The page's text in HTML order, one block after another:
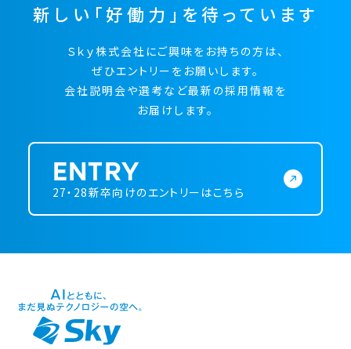
新しい「好働力」を待っています
Ｓｋｙ株式会社にご興味をお持ちの方は、
ぜひエントリーをお願いします。
会社説明会や選考など最新の採用情報を
お届けします。
ENTRY
27・28新卒向けのエントリーはこちら